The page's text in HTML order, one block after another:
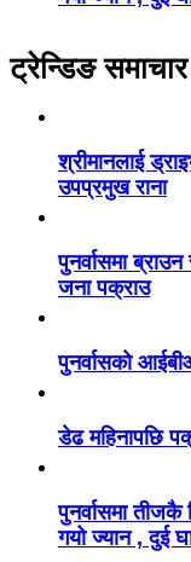
ट्रेन्डिङ समाचार
श्रीमानलाई
उपप्रमुख राना
पुनर्वासमा
जना पक्राउ
पुनर्वासको
डेढ महिनापछि
पुनर्वासमा तीजकै
गयो ज्यान , दुई